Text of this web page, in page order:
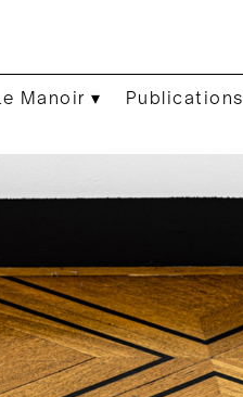
Le Manoir ▾ Publications